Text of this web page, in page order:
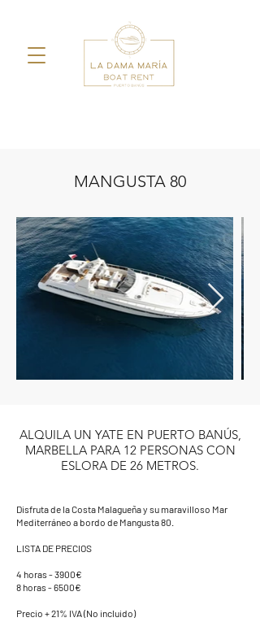
MANGUSTA 80
ALQUILA UN YATE EN PUERTO BANÚS,
MARBELLA PARA 12 PERSONAS CON
ESLORA DE 26 METROS.
Disfruta de la Costa Malagueña y su maravilloso Mar
Mediterráneo a bordo de Mangusta 80.
LISTA DE PRECIOS
4 horas - 3900€
8 horas - 6500€
Precio + 21% IVA (No incluido)